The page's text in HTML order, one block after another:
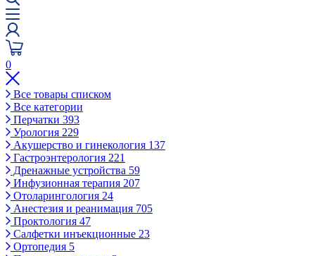
0
Все товары списком
Все категории
Перчатки 393
Урология 229
Акушерство и гинекология 137
Гастроэнтерология 221
Дренажные устройства 59
Инфузионная терапия 207
Отоларингология 24
Анестезия и реанимация 705
Проктология 47
Салфетки инъекционные 23
Ортопедия 5